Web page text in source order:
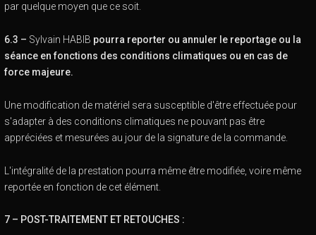
par quelque moyen que ce soit.
6.3 – Sylvain HABIB pourra reporter ou annuler le reportage ou la
séance en fonctions des conditions climatiques ou en cas de
force majeure.
Une modification de matériel sera susceptible d'être effectuée pour
s'adapter à des conditions climatiques ne pouvant pas être
appréciées et mesurées au jour de la signature de la commande.
L'intégralité de la prestation pourra même être modifiée, voire même
reportée en fonction de cet élément.
7 – POST-TRAITEMENT ET RETOUCHES :